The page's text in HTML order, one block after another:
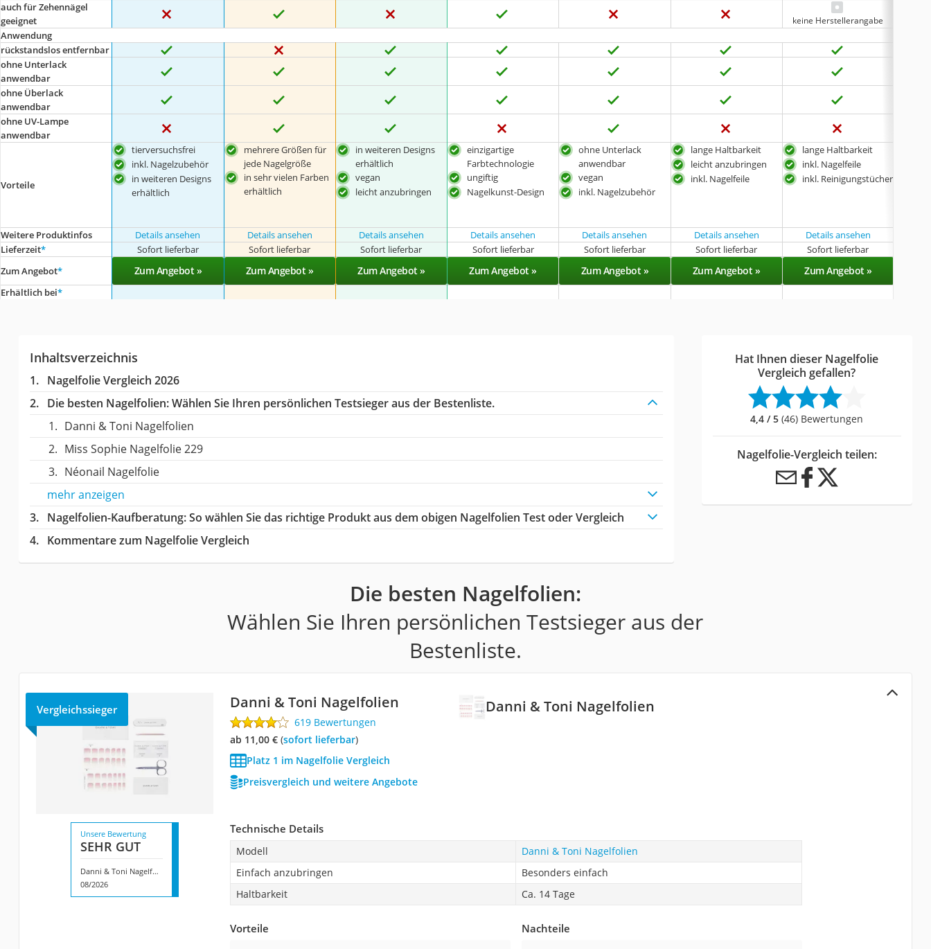
auch für Zehennägel
geeignet
keine Herstellerangabe
Anwendung
rückstandslos entfernbar
ohne Unterlack
anwendbar
ohne Überlack
anwendbar
ohne UV-Lampe
anwendbar
Vorteile
tierversuchsfrei
inkl. Nagelzubehör
in weiteren Designs
erhältlich
mehrere Größen für
jede Nagelgröße
in sehr vielen Farben
erhältlich
in weiteren Designs
erhältlich
vegan
leicht anzubringen
einzigartige
Farbtechnologie
ungiftig
Nagelkunst-Design
ohne Unterlack
anwendbar
vegan
inkl. Nagelzubehör
lange Haltbarkeit
leicht anzubringen
inkl. Nagelfeile
lange Haltbarkeit
inkl. Nagelfeile
inkl. Reinigungstücher
Weitere Produktinfos
Details ansehen Details ansehen Details ansehen Details ansehen Details ansehen Details ansehen
Details ansehen
Lieferzeit* Sofort lieferbar Sofort lieferbar Sofort lieferbar Sofort lieferbar Sofort lieferbar Sofort lieferbar Sofort lieferbar
Zum Angebot* Zum Angebot » Zum Angebot » Zum Angebot » Zum Angebot » Zum Angebot » Zum Angebot » Zum Angebot »
Erhältlich bei*
Inhaltsverzeichnis
Nagelfolie Vergleich 2026
Die besten Nagelfolien:Wählen Sie Ihren persönlichen Testsieger aus der Bestenliste.
Danni & Toni Nagelfolien
Miss Sophie Nagelfolie 229
Néonail Nagelfolie
mehr anzeigen
Nagelfolien-Kaufberatung: So wählen Sie das richtige Produkt aus dem obigen Nagelfolien Test oder Vergleich
Kommentare zum Nagelfolie Vergleich
Hat Ihnen dieser Nagelfolie
Vergleich gefallen?
4,4 / 5 (46) Bewertungen
Nagelfolie-Vergleich teilen:
Die besten Nagelfolien:
Wählen Sie Ihren persönlichen Testsieger aus der
Bestenliste.
Danni & Toni Nagelfolien
Vergleichssieger Danni & Toni Nagelfolien
619 Bewertungen
ab 11,00 €( Sofort lieferbar)
Platz 1 im Nagelfolie Vergleich
Preisvergleich und weitere Angebote
Unsere Bewertung
SEHR GUT
Danni & Toni Nagelfolien
08/2026
Technische Details
Modell
Danni & Toni Nagelfolien
Einfach anzubringen
Besonders einfach
Haltbarkeit
Ca. 14 Tage
Vorteile Nachteile